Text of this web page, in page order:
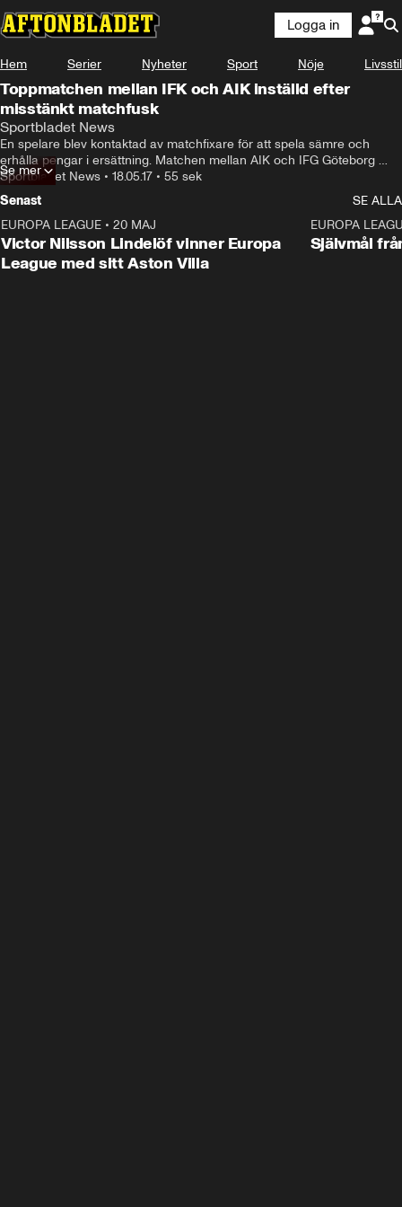
Logga in
Hem Serier Nyheter Sport Nöje Livsstil
Toppmatchen mellan IFK och AIK inställd efter
misstänkt matchfusk
Sportbladet News
En spelare blev kontaktad av matchfixare för att spela sämre och
erhålla pengar i ersättning. Matchen mellan AIK och IFG Göteborg
ställs in.
Sportbladet News • 18.05.17 • 55 sek
Se mer
Senast
SE ALLA
EUROPA LEAGUE • 20 MAJ
Victor Nilsson Lindelöf vinner Europa
League med sitt Aston Villa
EUROPA
Självmål